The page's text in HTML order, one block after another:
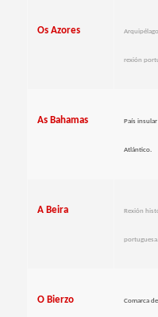
Os Azores
rexión
As Bahamas País
Atlántico.
A Beira Rexión
portuguesa.
O Bierzo Comarca